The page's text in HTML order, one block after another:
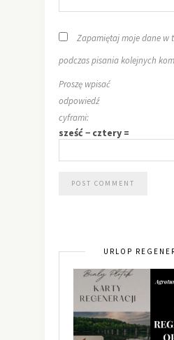
Zapamiętaj moje dane w
podczas pisania kolejnych
Proszę wpisać
odpowiedź
cyframi:
sześć − cztery =
URLOP